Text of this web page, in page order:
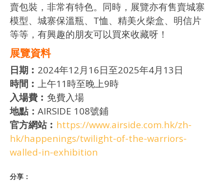
賣包裝，非常有特色。同時，展覽亦有售賣城寨
模型、城寨保溫瓶、T恤、精美火柴盒、明信片
等等，有興趣的朋友可以買來收藏呀！
展覽資料
日期︰ 2024年12月16日至2025年4月13日
時間︰ 上午11時至晚上9時
入場費︰ 免費入場
地點： AIRSIDE 108號鋪
官方網站︰ https://www.airside.com.hk/zh-
hk/happenings/twilight-of-the-warriors-
walled-in-exhibition
分享：